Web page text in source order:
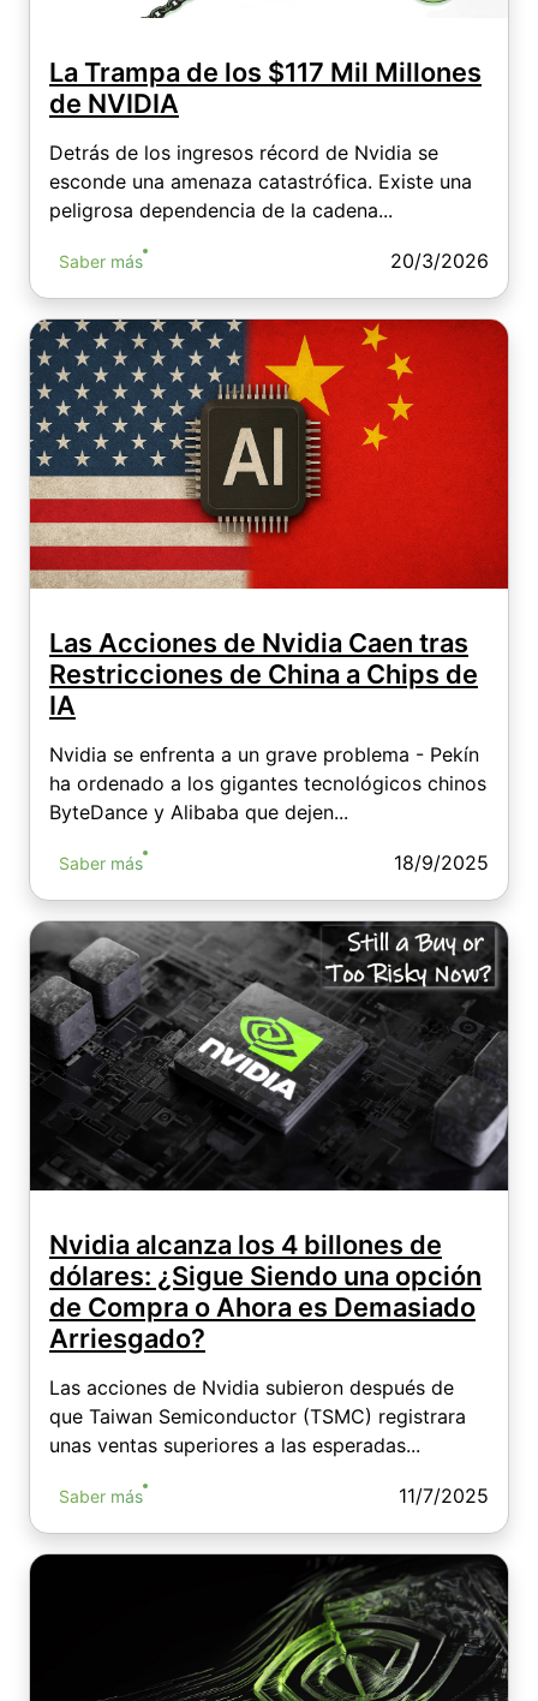
La Trampa de los $117 Mil Millones
de NVIDIA
Detrás de los ingresos récord de Nvidia se
esconde una amenaza catastrófica. Existe una
peligrosa dependencia de la cadena...
Saber más 20/3/2026
Las Acciones de Nvidia Caen tras
Restricciones de China a Chips de
IA
Nvidia se enfrenta a un grave problema - Pekín
ha ordenado a los gigantes tecnológicos chinos
ByteDance y Alibaba que dejen...
Saber más 18/9/2025
Nvidia alcanza los 4 billones de
dólares: ¿Sigue Siendo una opción
de Compra o Ahora es Demasiado
Arriesgado?
Las acciones de Nvidia subieron después de
que Taiwan Semiconductor (TSMC) registrara
unas ventas superiores a las esperadas...
Saber más 11/7/2025